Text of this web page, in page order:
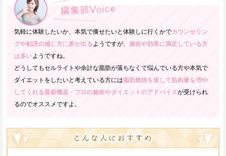
気軽に体験したいか、本気で痩せたいと体験しに行くかでカウンセリン
グや勧誘の感じ方に差が出る ようですが、 施術や効果に満足している方
は多いようですね。
どうしてもセルライトや余計な脂肪が落ちなくて悩んでいる方や本気で
ダイエットをしたいと考えている方には脂肪燃焼を促して筋肉量を増や
してくれる最新機器・プロの施術やダイエットのアドバイスが受けられ
るのでオススメですよ。